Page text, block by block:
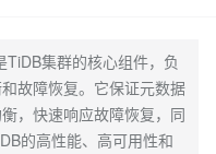
TiDB集群的核心组件，负
故障恢复。它保证元数据
，快速响应故障恢复，同
的高性能、高可用性和